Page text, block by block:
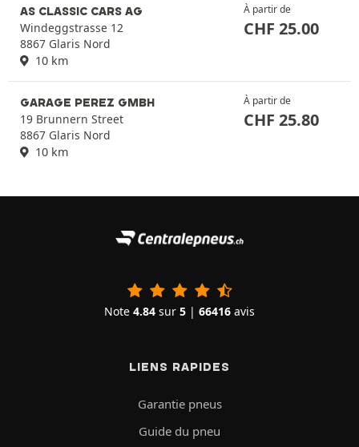
AS CLASSIC CARS AG
Windeggstrasse 12
8867 Glaris Nord
10 km
À partir de
CHF 25.00
GARAGE PEREZ GMBH
19 Brunnern Street
8867 Glaris Nord
10 km
À partir de
CHF 25.80
Note 4.84 sur 5 | 66416 avis
LIENS RAPIDES
Garantie pneus
Guide du pneu